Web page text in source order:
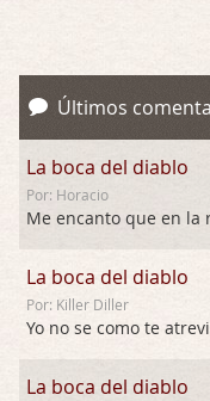
Últimos
La boca del diablo
Por: Horacio
La boca del diablo
Por: Killer Diller
Yo no se como te
La boca del diablo